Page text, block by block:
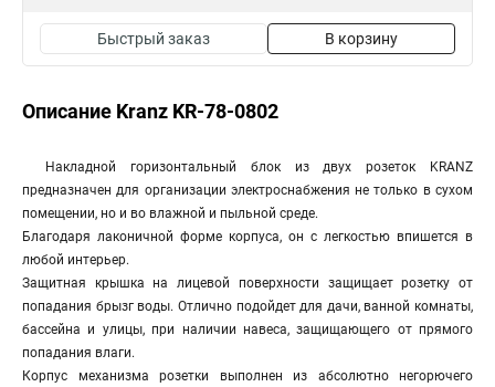
Быстрый заказ В корзину
Описание Kranz KR-78-0802
Накладной горизонтальный блок из двух розеток KRANZ
предназначен для организации электроснабжения не только в сухом
помещении, но и во влажной и пыльной среде.
Благодаря лаконичной форме корпуса, он с легкостью впишется в
любой интерьер.
Защитная крышка на лицевой поверхности защищает розетку от
попадания брызг воды. Отлично подойдет для дачи, ванной комнаты,
бассейна и улицы, при наличии навеса, защищающего от прямого
попадания влаги.
Корпус механизма розетки выполнен из абсолютно негорючего